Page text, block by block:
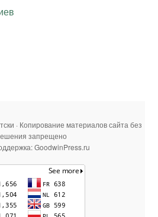
· Копирование материалов сайта без
запрещено
GoodwinPress.ru